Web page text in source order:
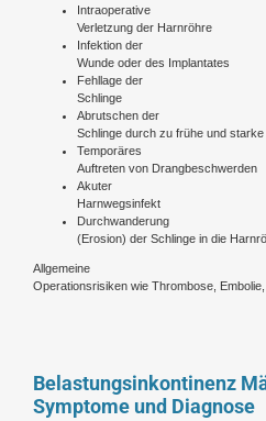
Intraoperative
Verletzung der Harnröhre
Infektion der
Wunde oder des Implantates
Fehllage der
Schlinge
Abrutschen der
Schlinge durch zu frühe und
Temporäres
Auftreten von Drangbeschwerden
Akuter
Harnwegsinfekt
Durchwanderung
(Erosion) der Schlinge in die
Allgemeine
Operationsrisiken wie Thrombose, Embolie,
Belastungsinkontinenz
Symptome und Diagnose